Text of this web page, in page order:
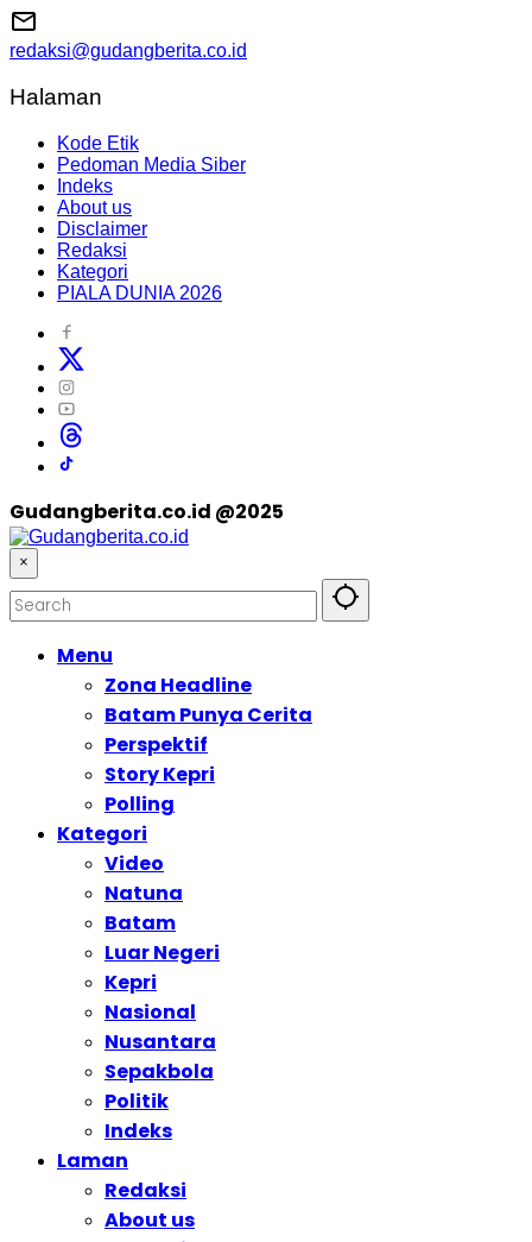
redaksi@gudangberita.co.id
Halaman
Kode Etik
Pedoman Media Siber
Indeks
About us
Disclaimer
Redaksi
Kategori
PIALA DUNIA 2026
Gudangberita.co.id @2025
×
Menu
Zona Headline
Batam Punya Cerita
Perspektif
Story Kepri
Polling
Kategori
Video
Natuna
Batam
Luar Negeri
Kepri
Nasional
Nusantara
Sepakbola
Politik
Indeks
Laman
Redaksi
About us